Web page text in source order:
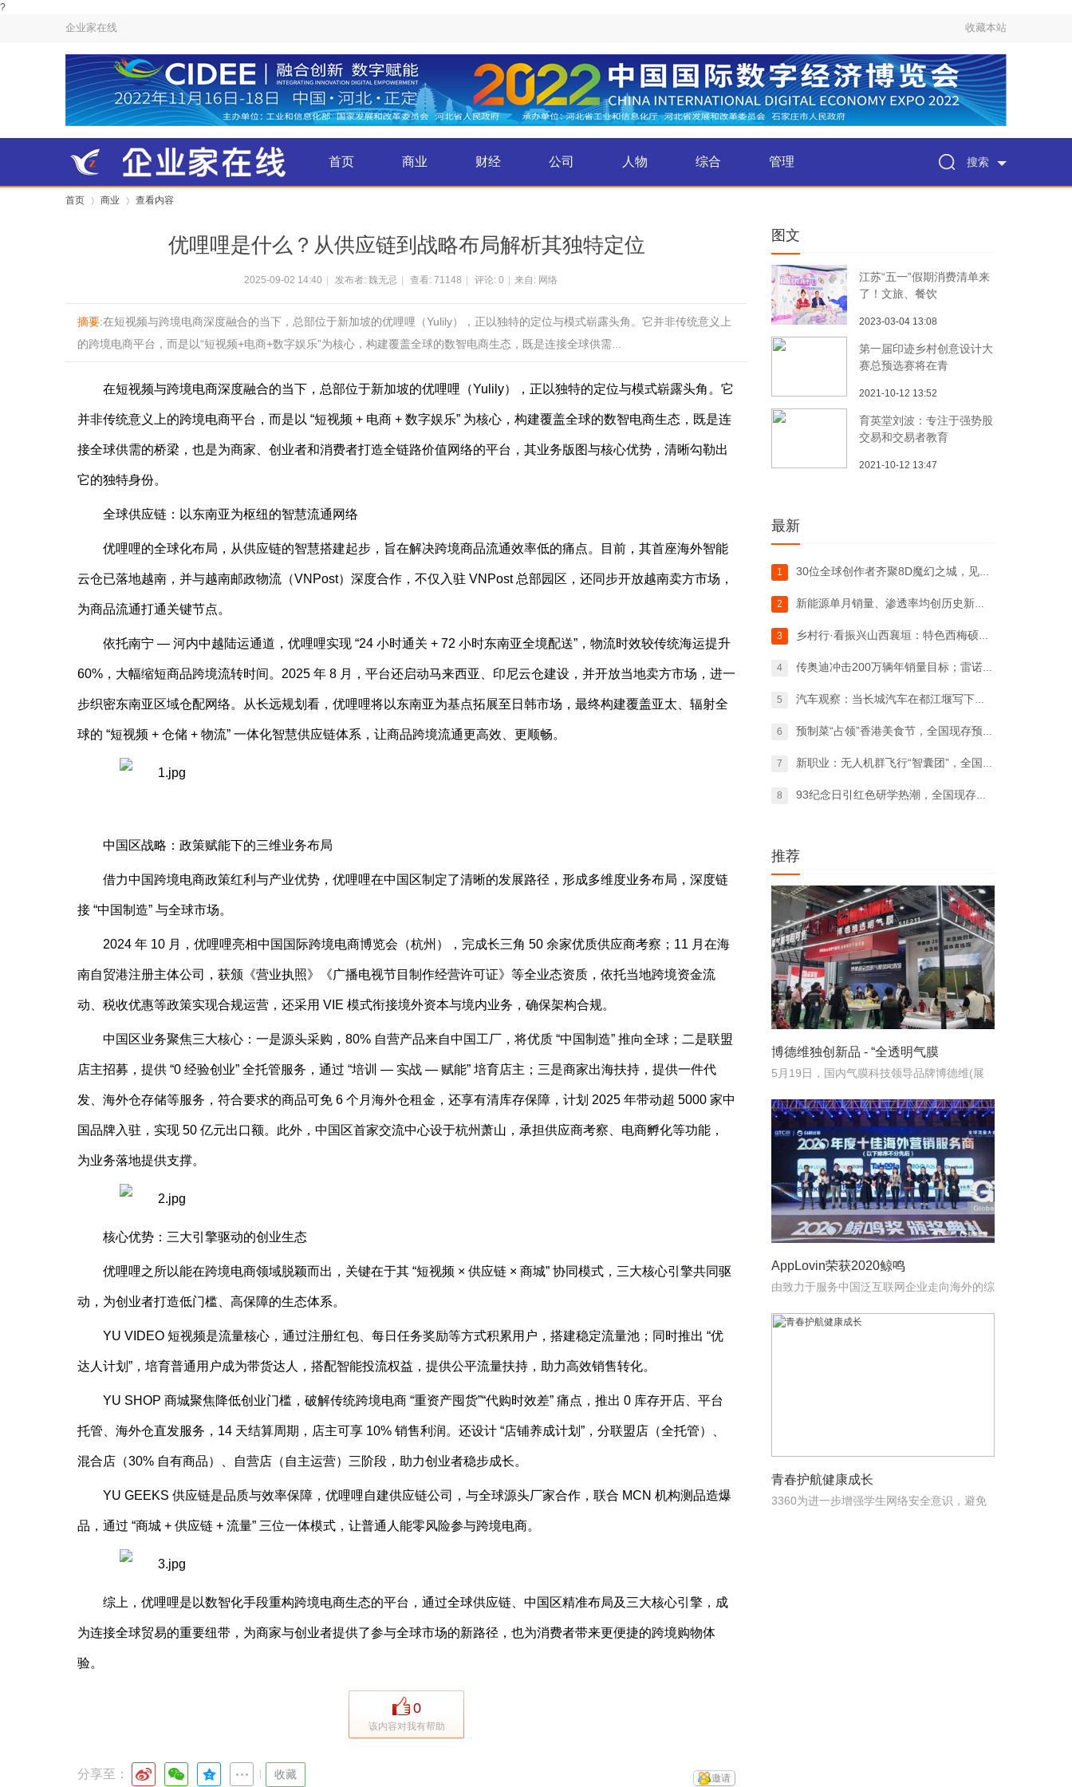
?
企业家在线 收藏本站
首页 商业 财经 公司 人物 综合 管理 搜索
首页 商业 查看内容
优哩哩是什么？从供应链到战略布局解析其独特定位
2025-09-02 14:40 发布者: 魏无忌 查看: 71148 评论: 0 来自: 网络
摘要:在短视频与跨境电商深度融合的当下，总部位于新加坡的优哩哩（Yulily），正以独特的定位与模式崭露头角。它并非传统意义上
的跨境电商平台，而是以“短视频+电商+数字娱乐”为核心，构建覆盖全球的数智电商生态，既是连接全球供需...
在短视频与跨境电商深度融合的当下，总部位于新加坡的优哩哩（Yulily），正以独特的定位与模式崭露头角。它
并非传统意义上的跨境电商平台，而是以 “短视频 + 电商 + 数字娱乐” 为核心，构建覆盖全球的数智电商生态，既是连
接全球供需的桥梁，也是为商家、创业者和消费者打造全链路价值网络的平台，其业务版图与核心优势，清晰勾勒出
它的独特身份。
全球供应链：以东南亚为枢纽的智慧流通网络
优哩哩的全球化布局，从供应链的智慧搭建起步，旨在解决跨境商品流通效率低的痛点。目前，其首座海外智能
云仓已落地越南，并与越南邮政物流（VNPost）深度合作，不仅入驻 VNPost 总部园区，还同步开放越南卖方市场，
为商品流通打通关键节点。
依托南宁 — 河内中越陆运通道，优哩哩实现 “24 小时通关 + 72 小时东南亚全境配送”，物流时效较传统海运提升
60%，大幅缩短商品跨境流转时间。2025 年 8 月，平台还启动马来西亚、印尼云仓建设，并开放当地卖方市场，进一
步织密东南亚区域仓配网络。从长远规划看，优哩哩将以东南亚为基点拓展至日韩市场，最终构建覆盖亚太、辐射全
球的 “短视频 + 仓储 + 物流” 一体化智慧供应链体系，让商品跨境流通更高效、更顺畅。
中国区战略：政策赋能下的三维业务布局
借力中国跨境电商政策红利与产业优势，优哩哩在中国区制定了清晰的发展路径，形成多维度业务布局，深度链
接 “中国制造” 与全球市场。
2024 年 10 月，优哩哩亮相中国国际跨境电商博览会（杭州），完成长三角 50 余家优质供应商考察；11 月在海
南自贸港注册主体公司，获颁《营业执照》《广播电视节目制作经营许可证》等全业态资质，依托当地跨境资金流
动、税收优惠等政策实现合规运营，还采用 VIE 模式衔接境外资本与境内业务，确保架构合规。
中国区业务聚焦三大核心：一是源头采购，80% 自营产品来自中国工厂，将优质 “中国制造” 推向全球；二是联盟
店主招募，提供 “0 经验创业” 全托管服务，通过 “培训 — 实战 — 赋能” 培育店主；三是商家出海扶持，提供一件代
发、海外仓存储等服务，符合要求的商品可免 6 个月海外仓租金，还享有清库存保障，计划 2025 年带动超 5000 家中
国品牌入驻，实现 50 亿元出口额。此外，中国区首家交流中心设于杭州萧山，承担供应商考察、电商孵化等功能，
为业务落地提供支撑。
核心优势：三大引擎驱动的创业生态
优哩哩之所以能在跨境电商领域脱颖而出，关键在于其 “短视频 × 供应链 × 商城” 协同模式，三大核心引擎共同驱
动，为创业者打造低门槛、高保障的生态体系。
YU VIDEO 短视频是流量核心，通过注册红包、每日任务奖励等方式积累用户，搭建稳定流量池；同时推出 “优
达人计划”，培育普通用户成为带货达人，搭配智能投流权益，提供公平流量扶持，助力高效销售转化。
YU SHOP 商城聚焦降低创业门槛，破解传统跨境电商 “重资产囤货”“代购时效差” 痛点，推出 0 库存开店、平台
托管、海外仓直发服务，14 天结算周期，店主可享 10% 销售利润。还设计 “店铺养成计划”，分联盟店（全托管）、
混合店（30% 自有商品）、自营店（自主运营）三阶段，助力创业者稳步成长。
YU GEEKS 供应链是品质与效率保障，优哩哩自建供应链公司，与全球源头厂家合作，联合 MCN 机构测品造爆
品，通过 “商城 + 供应链 + 流量” 三位一体模式，让普通人能零风险参与跨境电商。
综上，优哩哩是以数智化手段重构跨境电商生态的平台，通过全球供应链、中国区精准布局及三大核心引擎，成
为连接全球贸易的重要纽带，为商家与创业者提供了参与全球市场的新路径，也为消费者带来更便捷的跨境购物体
验。
0
该内容对我有帮助
分享至： 收藏 邀请
图文
江苏“五一”假期消费清单来
了！文旅、餐饮
2023-03-04 13:08
第一届印迹乡村创意设计大
赛总预选赛将在青
2021-10-12 13:52
育英堂刘波：专注于强势股
交易和交易者教育
2021-10-12 13:47
最新
1 30位全球创作者齐聚8D魔幻之城，见证猛
2 新能源单月销量、渗透率均创历史新高吉利汽
3 乡村行·看振兴山西襄垣：特色西梅硕果盈枝
4 传奥迪冲击200万辆年销量目标；雷诺聘请
5 汽车观察：当长城汽车在都江堰写下新造车哲
6 预制菜“占领”香港美食节，全国现存预制菜
7 新职业：无人机群飞行“智囊团”，全国现存
8 93纪念日引红色研学热潮，全国现存研学相
推荐
博德维独创新品 - “全透明气膜
5月19日，国内气膜科技领导品牌博德维(展
AppLovin荣获2020鲸鸣
由致力于服务中国泛互联网企业走向海外的综
青春护航健康成长
3360为进一步增强学生网络安全意识，避免